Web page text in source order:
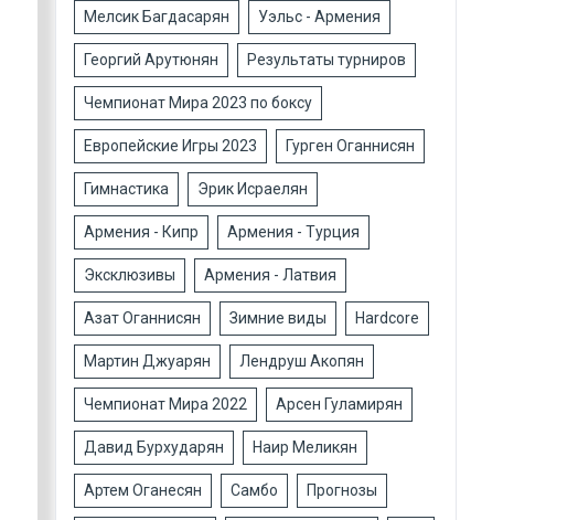
Мелсик Багдасарян Уэльс - Армения
Георгий Арутюнян Результаты турниров
Чемпионат Мира 2023 по боксу
Европейские Игры 2023 Гурген Оганнисян
Гимнастика Эрик Исраелян
Армения - Кипр Армения - Турция
Эксклюзивы Армения - Латвия
Азат Оганнисян Зимние виды Hardcore
Мартин Джуарян Лендруш Акопян
Чемпионат Мира 2022 Арсен Гуламирян
Давид Бурхударян Наир Меликян
Артем Оганесян Самбо Прогнозы